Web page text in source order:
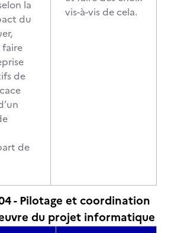
la
du
de
de
vis-à-vis de cela.
- Pilotage et coordination
du projet informatique